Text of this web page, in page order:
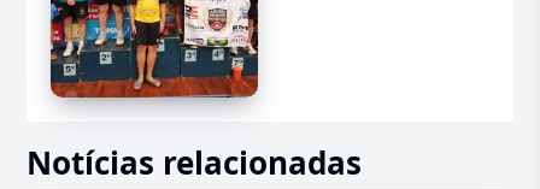
Notícias relacionadas